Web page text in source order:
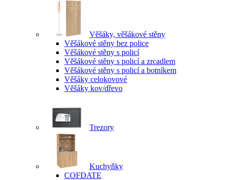
Věšáky, věšákové stěny
Věšákové stěny bez police
Věšákové stěny s policí
Věšákové stěny s policí a zrcadlem
Věšákové stěny s policí a botníkem
Věšáky celokovové
Věšáky kov/dřevo
Trezory
Kuchyňky
COFDATE